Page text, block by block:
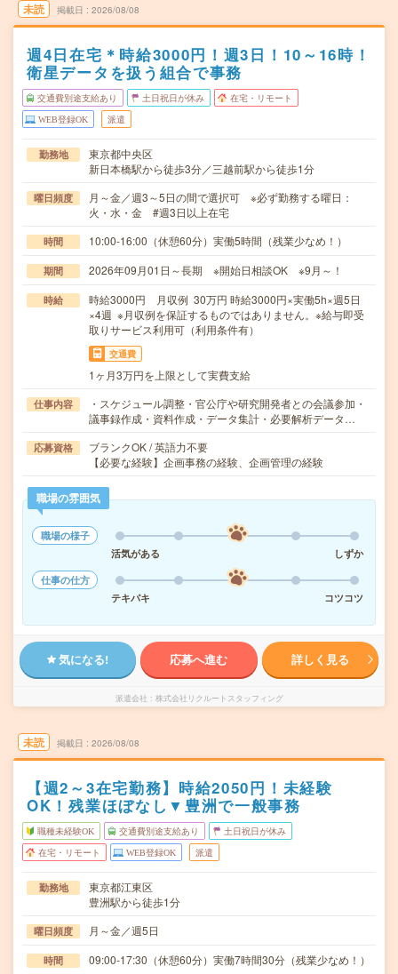
未読 掲載日 2026/08/08
週4日在宅＊時給3000円！週3日！10～16時！
衛星データを扱う組合で事務
交通費別途支給あり 土日祝日が休み 在宅・リモート
WEB登録OK 派遣
勤務地
東京都中央区
新日本橋駅から徒歩3分／三越前駅から徒歩1分
曜日頻度
月～金／週3～5日の間で選択可 ※必ず勤務する曜日：
火・水・金 #週3日以上在宅
時間 10:00-16:00（休憩60分）実働5時間（残業少なめ！）
期間 2026年09月01日～長期 ※開始日相談OK ※9月～！
時給
時給3000円 月収例 30万円 時給3000円×実働5h×週5日
×4週 ※月収例を保証するものではありません。※給与即受
取りサービス利用可（利用条件有）
交通費
1ヶ月3万円を上限として実費支給
仕事内容
・スケジュール調整・官公庁や研究開発者との会議参加・
議事録作成・資料作成・データ集計・必要解析データ…
応募資格
ブランクOK / 英語力不要
【必要な経験】企画事務の経験、企画管理の経験
職場の雰囲気
職場の様子
活気がある
しずか
仕事の仕方
テキパキ
コツコツ
気になる! 応募へ進む 詳しく見る
派遣会社 株式会社リクルートスタッフィング
未読 掲載日 2026/08/08
【週2～3在宅勤務】時給2050円！未経験
OK！残業ほぼなし▼豊洲で一般事務
職種未経験OK 交通費別途支給あり 土日祝日が休み
在宅・リモート WEB登録OK 派遣
勤務地
東京都江東区
豊洲駅から徒歩1分
曜日頻度 月～金／週5日
時間 09:00-17:30（休憩60分）実働7時間30分（残業少なめ！）